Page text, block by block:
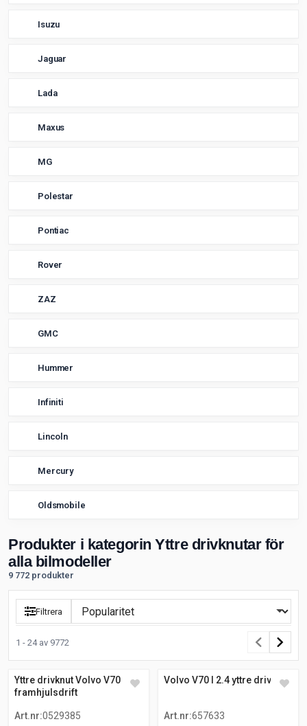
Isuzu
Jaguar
Lada
Maxus
MG
Polestar
Pontiac
Rover
ZAZ
GMC
Hummer
Infiniti
Lincoln
Mercury
Oldsmobile
Produkter i kategorin Yttre drivknutar för
alla bilmodeller
9 772 produkter
Filtrera
1 - 24 av 9772
Yttre drivknut Volvo V70 I 2.4
framhjulsdrift
Art.nr:0529385
Volvo V70 I 2.4 yttre drivknut
Art.nr:657633